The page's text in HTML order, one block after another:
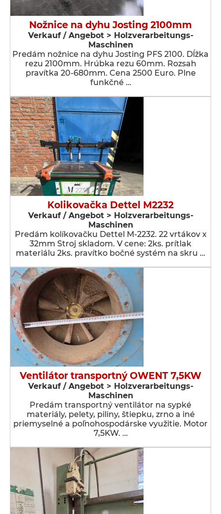
Nožnice na dyhu Josting 2100mm
Verkauf / Angebot > Holzverarbeitungs-
Maschinen
Predám nožnice na dyhu Josting PFS 2100. Dĺžka
rezu 2100mm. Hrúbka rezu 60mm. Rozsah
pravítka 20-680mm. Cena 2500 Euro. Plne
funkčné …
Kolikovačka Dettel M2232
Verkauf / Angebot > Holzverarbeitungs-
Maschinen
Predám kolíkovačku Dettel M-2232. 22 vrtákov x
32mm Stroj skladom. V cene: 2ks. prítlak
materiálu 2ks. pravítko bočné systém na skru …
Ventilátor transportný OWENT 7,5KW
Verkauf / Angebot > Holzverarbeitungs-
Maschinen
Predám transportný ventilátor na sypké
materiály, pelety, piliny, štiepku, zrno a iné
priemyselné a poľnohospodárske využitie. Motor
7,5KW. …